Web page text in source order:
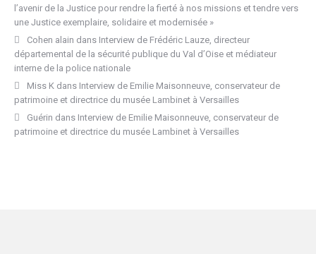
l’avenir de la Justice pour rendre la fierté à nos missions et tendre vers
une Justice exemplaire, solidaire et modernisée »
Cohen alain dans Interview de Frédéric Lauze, directeur
départemental de la sécurité publique du Val d’Oise et médiateur
interne de la police nationale
Miss K dans Interview de Emilie Maisonneuve, conservateur de
patrimoine et directrice du musée Lambinet à Versailles
Guérin dans Interview de Emilie Maisonneuve, conservateur de
patrimoine et directrice du musée Lambinet à Versailles